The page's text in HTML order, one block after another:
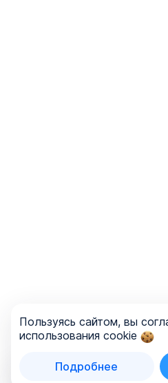
Список
Пользуясь сайтом, вы
использования cookie
Подробнее